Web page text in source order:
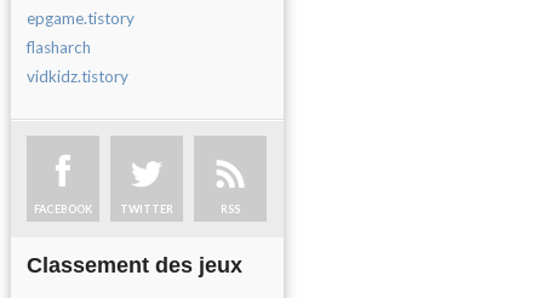
epgame.tistory
flasharch
vidkidz.tistory
FACEBOOK TWITTER RSS
Classement des jeux